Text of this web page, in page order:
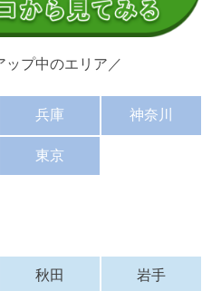
ップ中のエリア／
兵庫 神奈川
東京
秋田 岩手